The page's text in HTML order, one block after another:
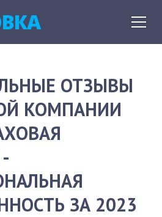
ОТЗЫВЫ
КОМПАНИИ
ЗА 2023